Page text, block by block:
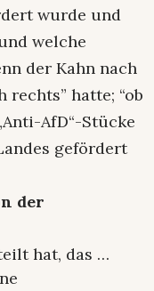
wurde und
welche
der Kahn nach
hatte; “ob
AfD“-Stücke
gefördert
der
hat, das …